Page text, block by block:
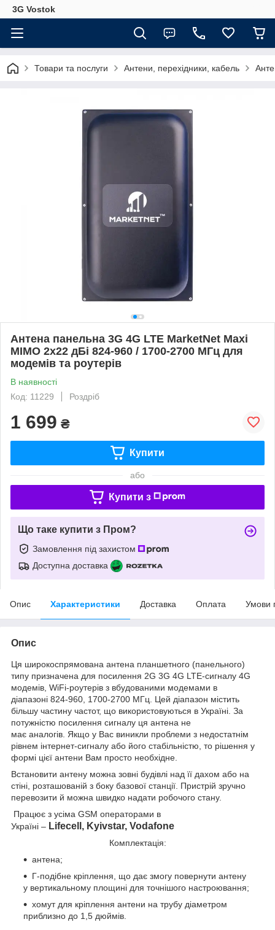
3G Vostok
Товари та послуги Антени, перехідники, кабель
Антена панельна 3G 4G LTE MarketNet Maxi
MIMO 2х22 дБі 824-960 / 1700-2700 МГц для
модемів та роутерів
В наявності
Код: 11229
Роздріб
1 699 ₴
Купити
або
Купити з
Що таке купити з Пром?
Замовлення під захистом
Доступна доставка
Опис Характеристики Доставка Оплата Умови
Опис
Ця широкоспрямована антена планшетного (панельного)
типу призначена для посилення 2G 3G 4G LTE-сигналу 4G
модемів, WiFi-роутерів з вбудованими модемами в
діапазоні 824-960, 1700-2700 МГц. Цей діапазон містить
більшу частину частот, що використовуються в Україні. За
потужністю посилення сигналу ця антена не
має аналогів. Якщо у Вас виникли проблеми з недостатнім
рівнем інтернет-сигналу або його стабільністю, то рішення у
формі цієї антени Вам просто необхідне.
Встановити антену можна зовні будівлі над її дахом або на
стіні, розташованій з боку базової станції. Пристрій зручно
перевозити й можна швидко надати робочого стану.
Працює з усіма GSM операторами в
Україні – Lifecell, Kyivstar, Vodafone
Комплектація:
антена;
Г-подібне кріплення, що дає змогу повернути антену
у вертикальному площині для точнішого настроювання;
хомут для кріплення антени на трубу діаметром
приблизно до 1,5 дюймів.